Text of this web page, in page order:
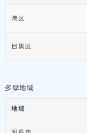
港区
目黒区
多摩地域
地域